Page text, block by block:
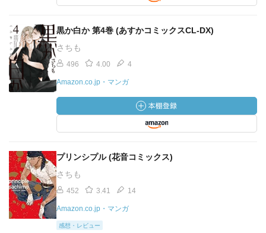
黒か白か 第4巻 (あすかコミックスCL-DX)
さちも
496 4.00 4
Amazon.co.jp・マンガ
プリンシプル (花音コミックス)
さちも
452 3.41 14
Amazon.co.jp・マンガ
感想・レビュー